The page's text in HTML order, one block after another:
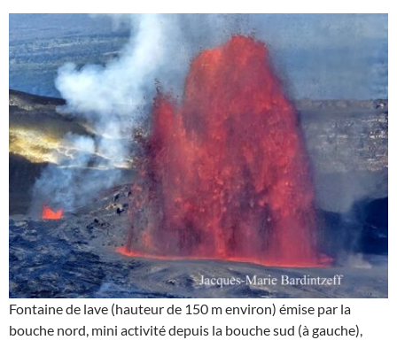
Fontaine de lave (hauteur de 150 m environ) émise par la
bouche nord, mini activité depuis la bouche sud (à gauche),